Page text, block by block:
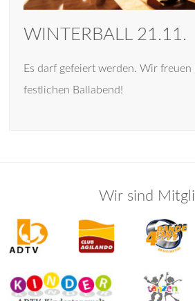
WINTERBALL 21.11.
Es darf gefeiert werden. Wir freuen
festlichen Ballabend!
Wir sind